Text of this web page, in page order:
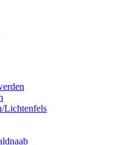
Lichtenfels